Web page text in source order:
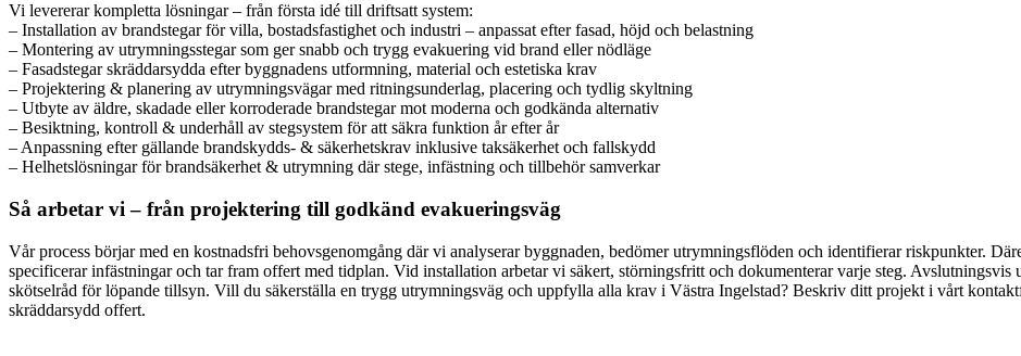
Vi levererar kompletta lösningar – från första idé till driftsatt system:
– Installation av brandstegar för villa, bostadsfastighet och industri – anpassat efter fasad, höjd och belastning
– Montering av utrymningsstegar som ger snabb och trygg evakuering vid brand eller nödläge
– Fasadstegar skräddarsydda efter byggnadens utformning, material och estetiska krav
– Projektering & planering av utrymningsvägar med ritningsunderlag, placering och tydlig skyltning
– Utbyte av äldre, skadade eller korroderade brandstegar mot moderna och godkända alternativ
– Besiktning, kontroll & underhåll av stegsystem för att säkra funktion år efter år
– Anpassning efter gällande brandskydds- & säkerhetskrav inklusive taksäkerhet och fallskydd
– Helhetslösningar för brandsäkerhet & utrymning där stege, infästning och tillbehör samverkar
Så arbetar vi – från projektering till godkänd evakueringsväg
Vår process börjar med en kostnadsfri behovsgenomgång där vi analyserar byggnaden, bedömer utrymningsflöden och identifierar riskpunkter.
specificerar infästningar och tar fram offert med tidplan. Vid installation arbetar vi säkert, störningsfritt och dokumenterar varje steg.
skötselråd för löpande tillsyn. Vill du säkerställa en trygg utrymningsväg och uppfylla alla krav i Västra Ingelstad? Beskriv ditt projekt i vårt
skräddarsydd offert.